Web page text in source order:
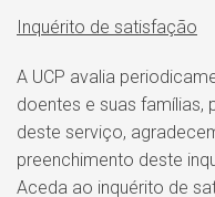
Inquérito de satisfação
A UCP avalia
doentes e suas famílias,
deste serviço,
preenchimento deste
Aceda ao inquérito de